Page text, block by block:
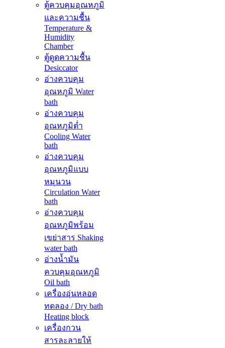
ตู้ควบคุมอุณหภูมิ
และความชื้น
Temperature &
Humidity
Chamber
ตู้ดูดความชื้น
Desiccator
อ่างควบคุม
อุณหภูมิ Water
bath
อ่างควบคุม
อุณหภูมิต่ำ
Cooling Water
bath
อ่างควบคุม
อุณหภูมิแบบ
หมุนวน
Circulation Water
bath
อ่างควบคุม
อุณหภูมิพร้อม
เขย่าสาร Shaking
water bath
อ่างน้ำมัน
ควบคุมอุณหภูมิ
Oil bath
เครื่องอุ่นหลอด
ทดลอง / Dry bath
Heating block
เครื่องกวน
สารละลายให้